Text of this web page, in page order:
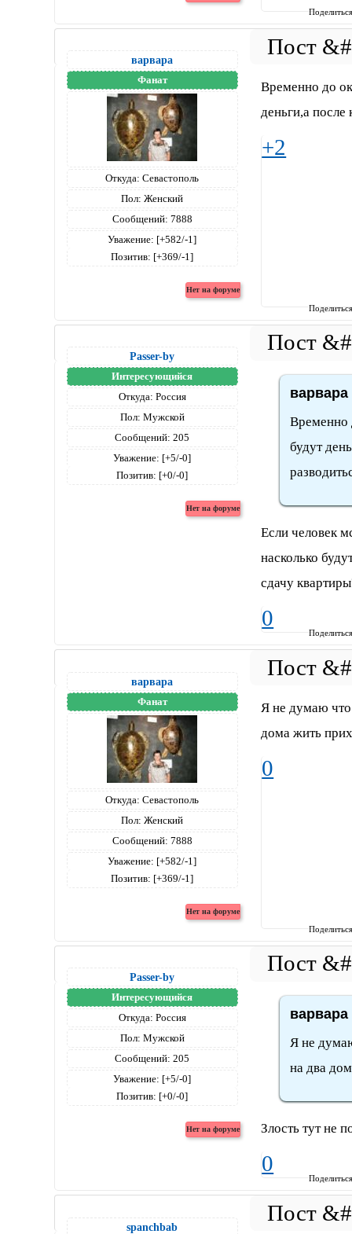
варвара
Фанат
Откуда: Севастополь
Пол: Женский
Сообщений: 7888
Уважение: [+582/-1]
Позитив: [+369/-1]
Временно до
деньги,а после
+2
Passer-by
Интересующийся
Откуда: Россия
Пол: Мужской
Сообщений: 205
Уважение: [+5/-0]
Позитив: [+0/-0]
Временно
будут
Если человек
насколько
сдачу
0
варвара
Фанат
Откуда: Севастополь
Пол: Женский
Сообщений: 7888
Уважение: [+582/-1]
Позитив: [+369/-1]
Я не думаю что
дома жить
0
Passer-by
Интересующийся
Откуда: Россия
Пол: Мужской
Сообщений: 205
Уважение: [+5/-0]
Позитив: [+0/-0]
Я не
на два
Злость тут не
0
spanchbab